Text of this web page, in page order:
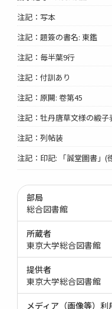
注記：写本
注記：題簽の書名: 東鑑
注記：毎半葉9行
注記：付訓あり
注記：原闕: 卷第45
注記：牡丹唐草文様の緞
注記：列帖装
注記：印記: 「誠堂圖書」(
部局
総合図書館
所蔵者
東京大学総合図書館
提供者
東京大学総合図書館
メディア（画像等）利